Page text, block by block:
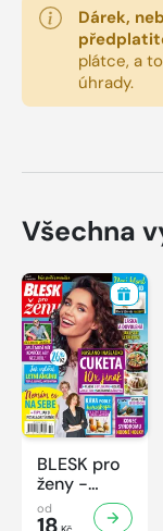
Dárek,
plátce, a
úhrady.
Všechna
BLESK pro
ženy -
32/2026
od
18